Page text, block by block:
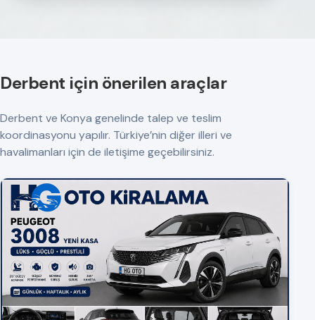
Derbent için önerilen araçlar
Derbent ve Konya genelinde talep ve teslim
koordinasyonu yapılır. Türkiye’nin diğer illeri ve
havalimanları için de iletişime geçebilirsiniz.